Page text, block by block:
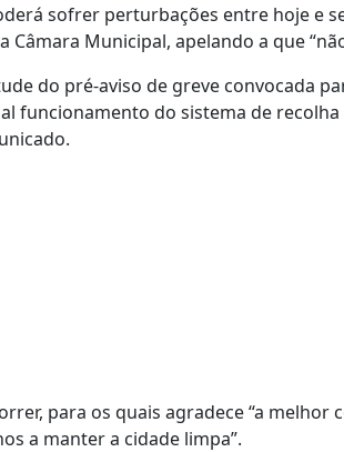
sofrer perturbações entre hoje e
Municipal, apelando a que
do pré-aviso de greve convocada
funcionamento do sistema de
para os quais agradece “a melhor
a manter a cidade limpa”.